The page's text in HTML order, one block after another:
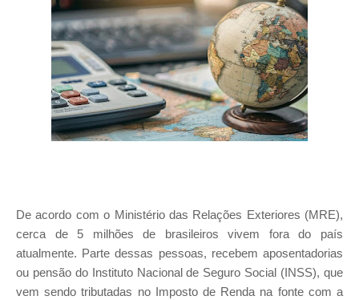
De acordo com o Ministério das Relações Exteriores (MRE),
cerca de 5 milhões de brasileiros vivem fora do país
atualmente. Parte dessas pessoas, recebem aposentadorias
ou pensão do Instituto Nacional de Seguro Social (INSS), que
vem sendo tributadas no Imposto de Renda na fonte com a